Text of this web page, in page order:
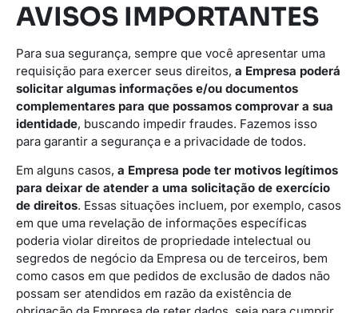
AVISOS IMPORTANTES
Para sua segurança, sempre que você apresentar uma
requisição para exercer seus direitos, a Empresa poderá
solicitar algumas informações e/ou documentos
complementares para que possamos comprovar a sua
identidade, buscando impedir fraudes. Fazemos isso
para garantir a segurança e a privacidade de todos.
Em alguns casos, a Empresa pode ter motivos legítimos
para deixar de atender a uma solicitação de exercício
de direitos. Essas situações incluem, por exemplo, casos
em que uma revelação de informações específicas
poderia violar direitos de propriedade intelectual ou
segredos de negócio da Empresa ou de terceiros, bem
como casos em que pedidos de exclusão de dados não
possam ser atendidos em razão da existência de